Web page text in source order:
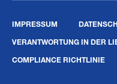
IMPRESSUM
VERANTWORTUNG IN DER
COMPLIANCE RICHTLINIE